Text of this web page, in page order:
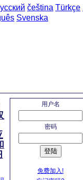
čeština Türkçe
Svenska
用户名
密码
登陆
免费加入!